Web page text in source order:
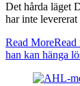
Det hårda läget
har inte
Read MoreRead
han kan hänga